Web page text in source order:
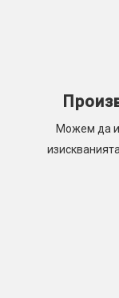
Можем да